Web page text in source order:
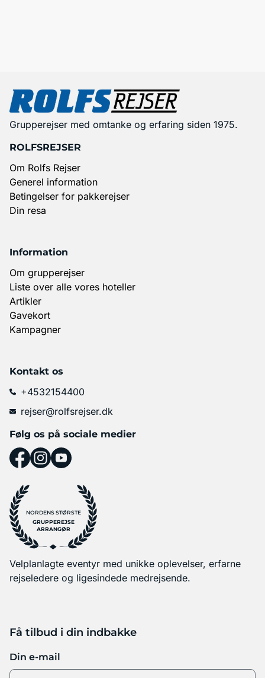
Grupperejser med omtanke og erfaring siden 1975.
ROLFSREJSER
Om Rolfs Rejser
Generel information
Betingelser for pakkerejser
Din resa
Information
Om grupperejser
Liste over alle vores hoteller
Artikler
Gavekort
Kampagner
Kontakt os
+4532154400
rejser@rolfsrejser.dk
Følg os på sociale medier
NORDENS STØRSTE
GRUPPEREJSE
ARRANGØR
Velplanlagte eventyr med unikke oplevelser, erfarne
rejseledere og ligesindede medrejsende.
Få tilbud i din indbakke
Din e-mail